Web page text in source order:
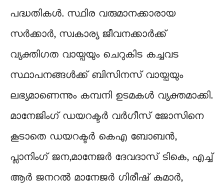
പദ്ധതികൾ. സ്ഥിര വരുമാനക്കാരായ
സർക്കാർ, സ്വകാര്യ ജീവനക്കാർക്ക്
വ്യക്തിഗത വായ്പയും ചെറുകിട കച്ചവട
സ്ഥാപനങ്ങൾക്ക് ബിസിനസ് വായ്പയും
ലഭ്യമാണെന്നും കമ്പനി ഉടമകൾ വ്യക്തമാക്കി.
മാനേജിംഗ് ഡയറക്ടർ വർഗീസ് ജോസിനെ
കൂടാതെ ഡയറക്ടർ കെഎ ബോബന്‍,
പ്ലാനിംഗ് ജന,മാനേജർ ദേവദാസ് ടികെ, എച്ച്
ആർ ജനറല്‍ മാനേജർ ഗിരീഷ് കുമാർ,